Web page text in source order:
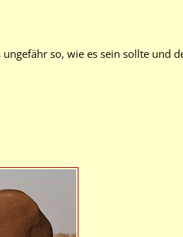
so, wie es sein sollte und